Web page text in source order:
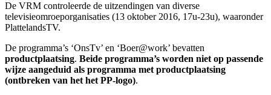
De VRM controleerde de uitzendingen van diverse
televisieomroeporganisaties (13 oktober 2016, 17u-23u), waaronder
PlattelandsTV.
De programma’s ‘OnsTv’ en ‘Boer@work’ bevatten
productplaatsing. Beide programma’s worden niet op passende
wijze aangeduid als programma met productplaatsing
(ontbreken van het het PP-logo).